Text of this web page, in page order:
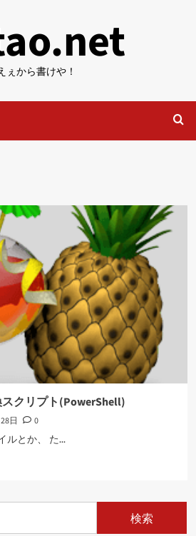
ぇから書けや！
クリプト(PowerShell)
日
0
ルとか、 た...